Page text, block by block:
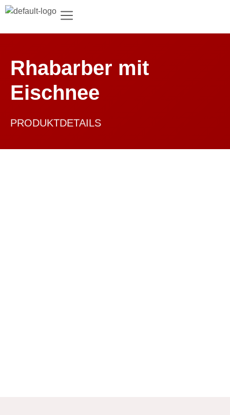
Rhabarber mit
Eischnee
PRODUKTDETAILS